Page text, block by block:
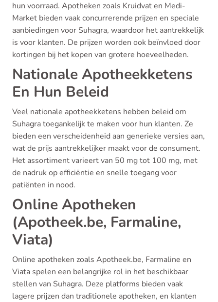
hun voorraad. Apotheken zoals Kruidvat en Medi-
Market bieden vaak concurrerende prijzen en speciale
aanbiedingen voor Suhagra, waardoor het aantrekkelijk
is voor klanten. De prijzen worden ook beïnvloed door
kortingen bij het kopen van grotere hoeveelheden.
Nationale Apotheekketens
En Hun Beleid
Veel nationale apotheekketens hebben beleid om
Suhagra toegankelijk te maken voor hun klanten. Ze
bieden een verscheidenheid aan generieke versies aan,
wat de prijs aantrekkelijker maakt voor de consument.
Het assortiment varieert van 50 mg tot 100 mg, met
de nadruk op efficiëntie en snelle toegang voor
patiënten in nood.
Online Apotheken
(Apotheek.be, Farmaline,
Viata)
Online apotheken zoals Apotheek.be, Farmaline en
Viata spelen een belangrijke rol in het beschikbaar
stellen van Suhagra. Deze platforms bieden vaak
lagere prijzen dan traditionele apotheken, en klanten